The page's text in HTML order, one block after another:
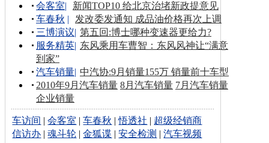
会客室|
新闻TOP10 给北京治堵新政提意见
车春秋 |
发改委发通知 成品油价格再次上调
三博演议| 第五回:博士哪种变速器更给力?
服务精英| 东风乘用车曹智：东风风神让“满意
到家”
汽车销量| 中汽协:9月销量155万 销量前十车型
2010年9月汽车销量 8月汽车销量 7月汽车销量
企业销量
车访间 |会客室 |车春秋 |悟透社 | 超级经销商
信访办 |魂斗轮 |金狐谍 |安全检测 |汽车视频